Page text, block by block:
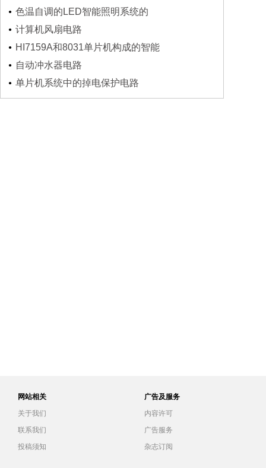
色温自调的LED智能照明系统的
计算机风扇电路
HI7159A和8031单片机构成的智能
自动冲水器电路
单片机系统中的掉电保护电路
网站相关
关于我们
联系我们
投稿须知
广告及服务
内容许可
广告服务
杂志订阅